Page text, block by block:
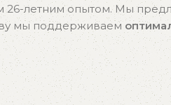
26-летним опытом. Мы
мы поддерживаем